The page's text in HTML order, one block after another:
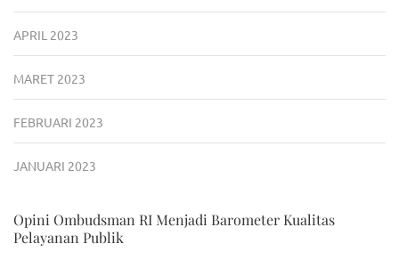
APRIL 2023
MARET 2023
FEBRUARI 2023
JANUARI 2023
Opini Ombudsman RI Menjadi Barometer Kualitas
Pelayanan Publik